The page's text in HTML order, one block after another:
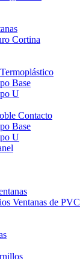
Cortina
Base
U
Contacto
Base
U
Ventanas de PVC